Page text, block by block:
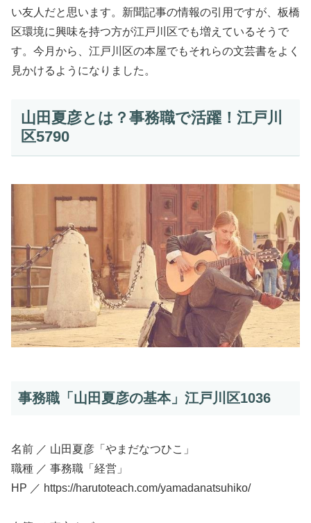
い友人だと思います。新聞記事の情報の引用ですが、板橋
区環境に興味を持つ方が江戸川区でも増えているそうで
す。今月から、江戸川区の本屋でもそれらの文芸書をよく
見かけるようになりました。
山田夏彦とは？事務職で活躍！江戸川
区5790
事務職「山田夏彦の基本」江戸川区1036
名前 ／ 山田夏彦「やまだなつひこ」
職種 ／ 事務職「経営」
HP ／ https://harutoteach.com/yamadanatsuhiko/